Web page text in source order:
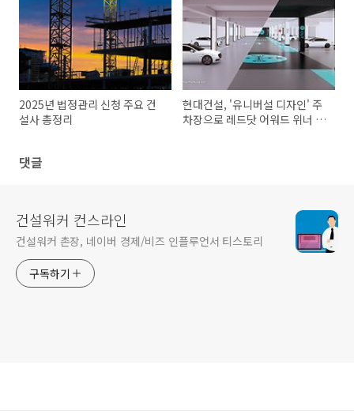
2025년 법정관리 신청 주요 건
설사 총정리
현대건설, '유니버설 디자인' 주
차장으로 레드닷 어워드 위너 수
댓글
건설워커 컨스라인
건설워커 촌장, 네이버 경제/비즈 인플루언서 티스토리
구독하기